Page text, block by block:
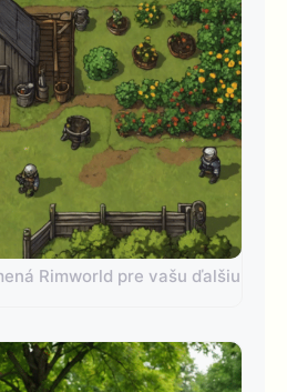
Rimworld pre vašu ďalšiu